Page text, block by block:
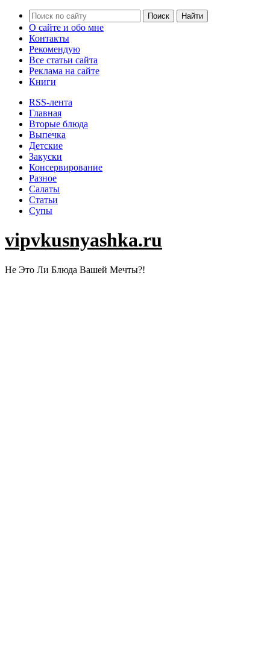
О сайте и обо мне
Контакты
Рекомендую
Все статьи сайта
Реклама на сайте
Книги
RSS-лента
Главная
Вторые блюда
Выпечка
Детские
Закуски
Консервирование
Разное
Салаты
Статьи
Супы
vipvkusnyashka.ru
Не Это Ли Блюда Вашей Мечты?!